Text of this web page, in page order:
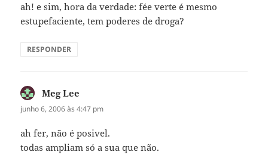
ah! e sim, hora da verdade: fée verte é mesmo
estupefaciente, tem poderes de droga?
RESPONDER
Meg Lee
junho 6, 2006 às 4:47 pm
ah fer, não é posivel.
todas ampliam só a sua que não.